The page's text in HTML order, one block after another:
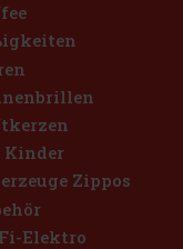
Kinder
Zippos
Elektro